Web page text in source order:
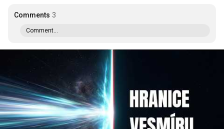
Comments 3
Comment...